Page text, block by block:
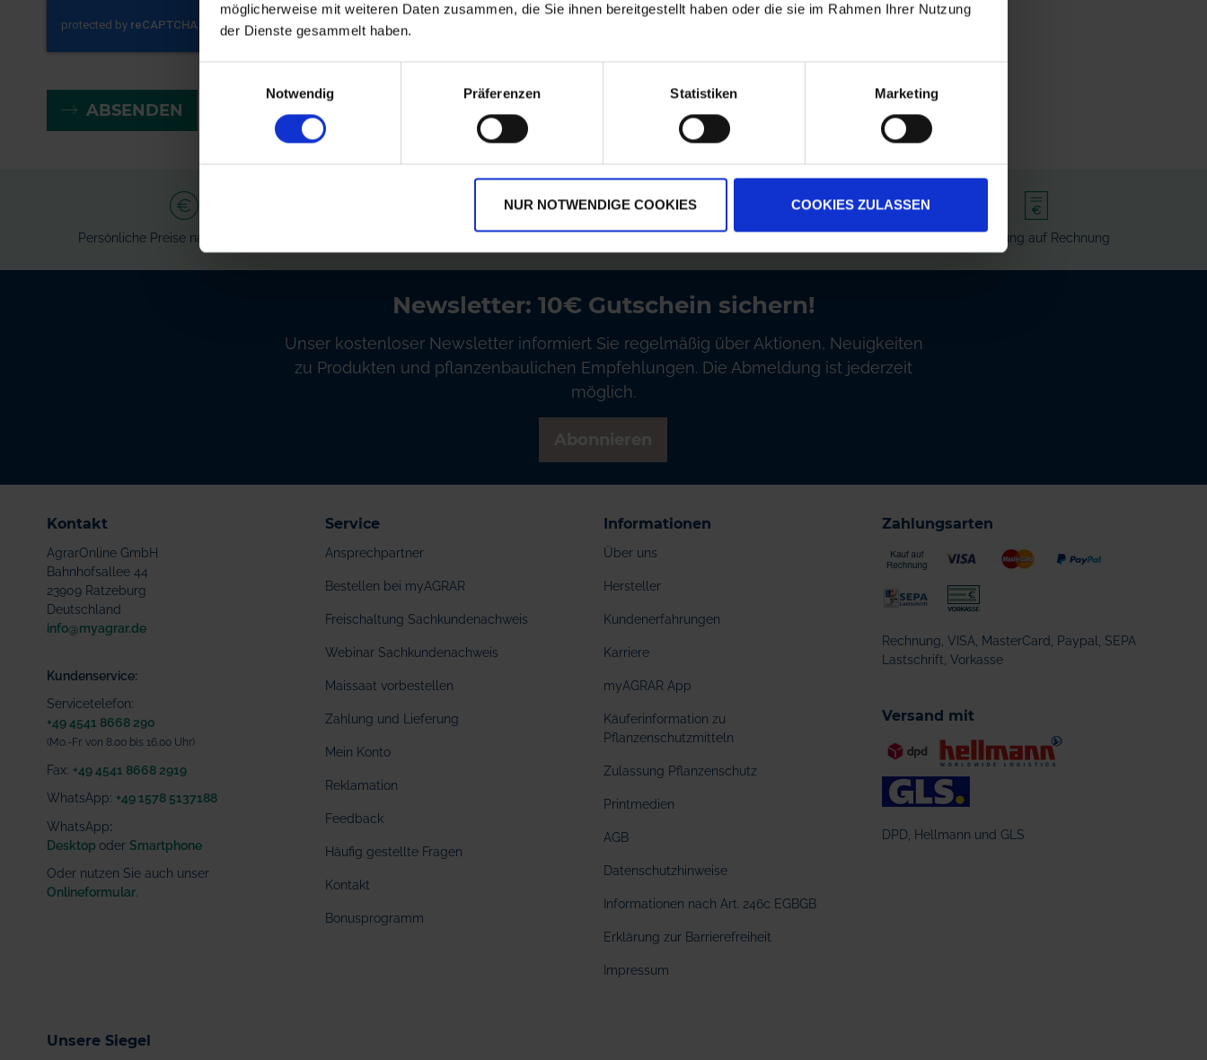
möglicherweise mit weiteren Daten zusammen, die Sie ihnen bereitgestellt haben oder die sie im Rahmen Ihrer Nutzung
der Dienste gesammelt haben.
Notwendig
Präferenzen Statistiken Marketing
NUR NOTWENDIGE COOKIES COOKIES ZULASSEN
ABSENDEN
Persönliche Preise nach Anmeldung Bezahlung auf Rechnung
Newsletter: 10€ Gutschein sichern!
Unser kostenloser Newsletter informiert Sie regelmäßig über Aktionen, Neuigkeiten
zu Produkten und pflanzenbaulichen Empfehlungen. Die Abmeldung ist jederzeit
möglich.
Kontakt
AgrarOnline GmbH
Bahnhofsallee 44
23909 Ratzeburg
Deutschland
info@myagrar.de
Kundenservice:
Servicetelefon:
+49 4541 8668 290
(Mo.-Fr. von 8.00 bis 16.00 Uhr)
Fax: +49 4541 8668 2919
WhatsApp: +49 1578 5137188
WhatsApp:
Desktop oder Smartphone
Oder nutzen Sie auch unser
Onlineformular
Service
Ansprechpartner
Bestellen bei myAGRAR
Freischaltung Sachkundenachweis
Webinar Sachkundenachweis
Maissaat vorbestellen
Zahlung und Lieferung
Mein Konto
Reklamation
Feedback
Häufig gestellte Fragen
Kontakt
Bonusprogramm
Informationen
Über uns
Hersteller
Kundenerfahrungen
Karriere
myAGRAR App
Käuferinformation zu
Pflanzenschutzmitteln
Zulassung Pflanzenschutz
Printmedien
AGB
Datenschutzhinweise
Informationen nach Art. 246c EGBGB
Erklärung zur Barrierefreiheit
Impressum
Zahlungsarten
Rechnung, VISA, MasterCard, Paypal, SEPA
Lastschrift, Vorkasse
Versand mit
DPD, Hellmann und GLS
Unsere Siegel